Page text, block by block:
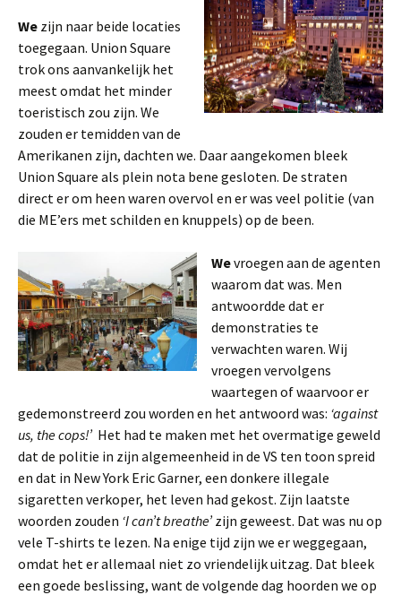
We zijn naar beide locaties
toegegaan. Union Square
trok ons aanvankelijk het
meest omdat het minder
toeristisch zou zijn. We
zouden er temidden van de
Amerikanen zijn, dachten we. Daar aangekomen bleek
Union Square als plein nota bene gesloten. De straten
direct er om heen waren overvol en er was veel politie (van
die ME’ers met schilden en knuppels) op de been.
Wevroegen aan de agenten
waarom dat was. Men
antwoordde dat er
demonstraties te
verwachten waren. Wij
vroegen vervolgens
waartegen of waarvoor er
gedemonstreerd zou worden en het antwoord was: ‘against
us, the cops!’Het had te maken met het overmatige geweld
dat de politie in zijn algemeenheid in de VS ten toon spreid
en dat in New York Eric Garner, een donkere illegale
sigaretten verkoper, het leven had gekost. Zijn laatste
woorden zouden ‘I can’t breathe’zijn geweest. Dat was nu op
vele T-shirts te lezen. Na enige tijd zijn we er weggegaan,
omdat het er allemaal niet zo vriendelijk uitzag. Dat bleek
een goede beslissing, want de volgende dag hoorden we op